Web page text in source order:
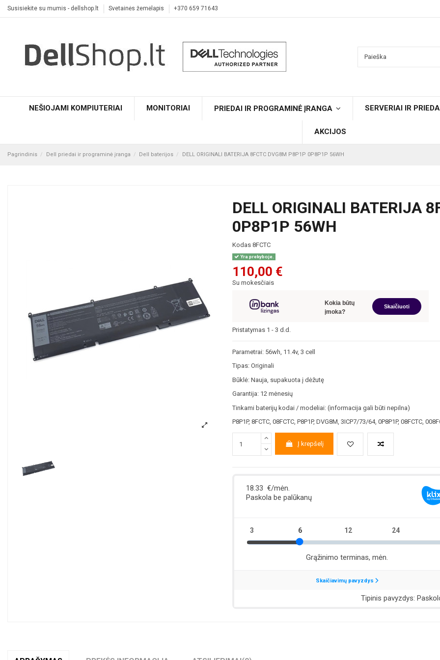
Susisiekite su mumis - dellshop.lt Svetainės žemėlapis +370 659 71643
NEŠIOJAMI KOMPIUTERIAI MONITORIAI PRIEDAI IR PROGRAMINĖ ĮRANGA SERVERIAI IR PRIEDAI
AKCIJOS
Pagrindinis Dell priedai ir programinė įranga Dell baterijos DELL ORIGINALI BATERIJA 8FCTC DVG8M P8P1P 0P8P1P 56WH
DELL ORIGINALI BATERIJA
0P8P1P 56WH
Kodas 8FCTC
Yra prekyboje.
110,00 €
Su mokesčiais
Kokia būtų
įmoka?
Skaičiuoti
Pristatymas 1 - 3 d.d.
Parametrai: 56wh, 11.4v, 3 cell
Tipas: Originali
Būklė: Nauja, supakuota į dėžutę
Garantija: 12 mėnesių
Tinkami baterijų kodai / modeliai: (informacija gali būti nepilna)
P8P1P, 8FCTC, 08FCTC, P8P1P, DVG8M, 3ICP7/73/64, 0P8P1P, 08FCTC,
Į krepšelį